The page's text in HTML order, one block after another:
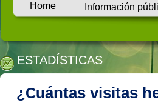
Home Información
ESTADÍSTICAS
¿Cuántas visitas